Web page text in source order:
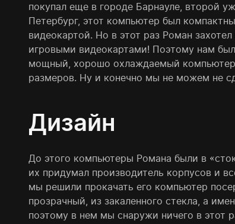
покупал еще в городе Барнауле, второй
Петербург, этот компьютер был
видеокартой. Но в этот раз Роман
игровыми видеокартами! Поэтому нам
мощный, хорошо охлаждаемый
размеров. Ну и конечно мы не можем не
Дизайн
До этого компьютеры Романа были в
их придумал производитель корпусов и
мы решили прокачать его компьютер
прозрачный, из закаленного стекла, а
поэтому в нем мы снаружи ничего в этот